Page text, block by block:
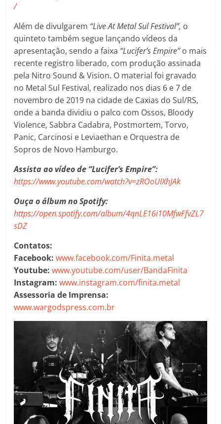
/
Além de divulgarem “Live At Metal Sul Festival”, o
quinteto também segue lançando vídeos da
apresentação, sendo a faixa “Lucifer’s Empire”o mais
recente registro liberado, com produção assinada
pela Nitro Sound & Vision. O material foi gravado
no Metal Sul Festival, realizado nos dias 6 e 7 de
novembro de 2019 na cidade de Caxias do Sul/RS,
onde a banda dividiu o palco com Ossos, Bloody
Violence, Sabbra Cadabra, Postmortem, Torvo,
Panic, Carcinosi e Leviaethan e Orquestra de
Sopros de Novo Hamburgo.
Assista ao vídeo de “Lucifer’s Empire”:
https://www.youtube.com/watch?v=zROoUIXhJAk
Ouça o álbum no Spotify:
https://open.spotify.com/album/4qnLE16i10MfwFfvZL7
sDZ
Contatos:
Facebook:www.facebook.com/Finita.metal
Youtube:www.youtube.com/user/BandaFinita
Instagram:www.instagram.com/finita.metal
Assessoria de Imprensa:
www.wargodspress.com.br